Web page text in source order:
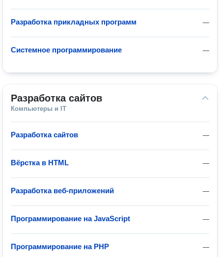
—
Разработка прикладных программ
—
Системное программирование
Разработка сайтов
Компьютеры и IT
—
Разработка сайтов
—
Вёрстка в HTML
—
Разработка веб-приложений
—
Программирование на JavaScript
—
Программирование на PHP